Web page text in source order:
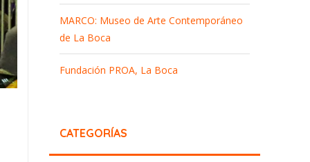
MARCO: Museo de Arte Contemporáneo
de La Boca
Fundación PROA, La Boca
CATEGORÍAS